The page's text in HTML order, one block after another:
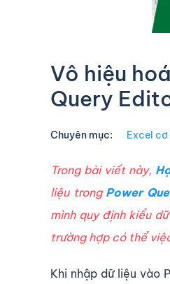
Vô hiệu
Query
Chuyên mục: Excel cơ
Trong bài viết này,
liệu trong Power
mình quy định kiểu
trường hợp có thể
Khi nhập dữ liệu vào